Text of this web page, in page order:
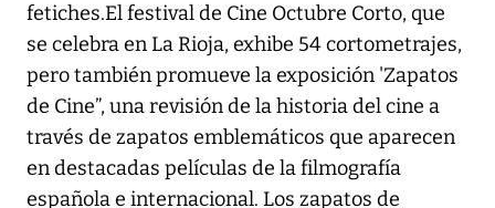
fetiches.El festival de Cine Octubre Corto, que
se celebra en La Rioja, exhibe 54 cortometrajes,
pero también promueve la exposición 'Zapatos
de Cine”, una revisión de la historia del cine a
través de zapatos emblemáticos que aparecen
en destacadas películas de la filmografía
española e internacional. Los zapatos de